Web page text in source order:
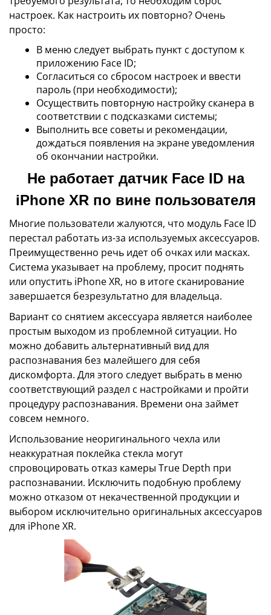
настроек. Как настроить их повторно? Очень
просто:
В меню следует выбрать пункт с доступом к
приложению Face ID;
Согласиться со сбросом настроек и ввести
пароль (при необходимости);
Осуществить повторную настройку сканера в
соответствии с подсказками системы;
Выполнить все советы и рекомендации,
дождаться появления на экране уведомления
об окончании настройки.
Не работает датчик Face ID на
iPhone XR по вине пользователя
Многие пользователи жалуются, что модуль Face ID
перестал работать из-за используемых аксессуаров.
Преимущественно речь идет об очках или масках.
Система указывает на проблему, просит поднять
или опустить iPhone XR, но в итоге сканирование
завершается безрезультатно для владельца.
Вариант со снятием аксессуара является наиболее
простым выходом из проблемной ситуации. Но
можно добавить альтернативный вид для
распознавания без малейшего для себя
дискомфорта. Для этого следует выбрать в меню
соответствующий раздел с настройками и пройти
процедуру распознавания. Времени она займет
совсем немного.
Использование неоригинального чехла или
неаккуратная поклейка стекла могут
спровоцировать отказ камеры True Depth при
распознавании. Исключить подобную проблему
можно отказом от некачественной продукции и
выбором исключительно оригинальных аксессуаров
для iPhone XR.